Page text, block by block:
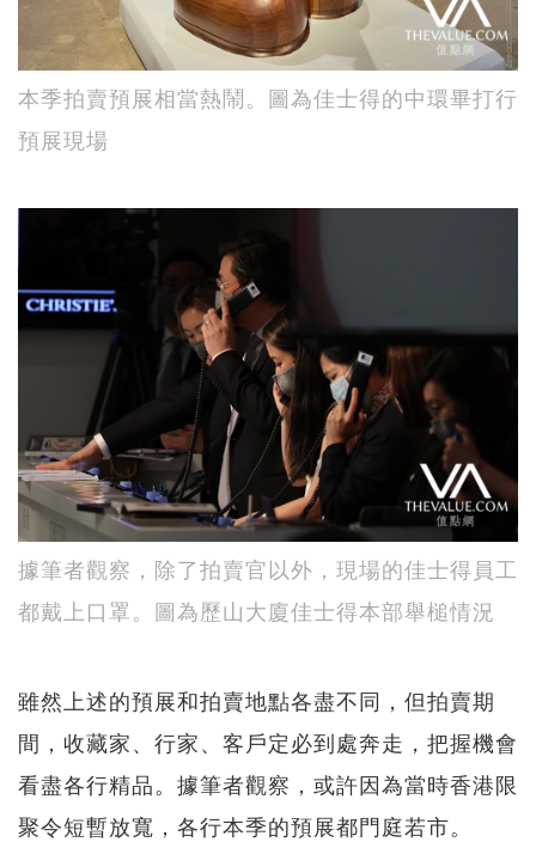
本季拍賣預展相當熱鬧。圖為佳士得的中環畢打行
預展現場
據筆者觀察，除了拍賣官以外，現場的佳士得員工
都戴上口罩。圖為歷山大廈佳士得本部舉槌情況
雖然上述的預展和拍賣地點各盡不同，但拍賣期
間，收藏家、行家、客戶定必到處奔走，把握機會
看盡各行精品。據筆者觀察，或許因為當時香港限
聚令短暫放寬，各行本季的預展都門庭若市。